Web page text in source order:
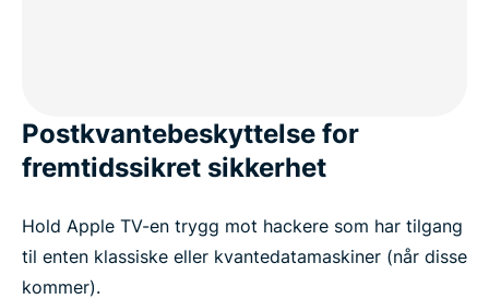
Postkvantebeskyttelse for
fremtidssikret sikkerhet
Hold Apple TV-en trygg mot hackere som har tilgang
til enten klassiske eller kvantedatamaskiner (når disse
kommer).